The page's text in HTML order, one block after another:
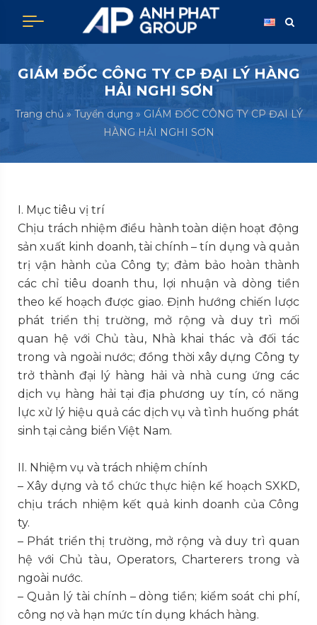
content
GIÁM ĐỐC CÔNG TY CP ĐẠI LÝ HÀNG
HẢI NGHI SƠN
Trang chủ » Tuyển dụng » GIÁM ĐỐC CÔNG TY CP ĐẠI LÝ
HÀNG HẢI NGHI SƠN
I. Mục tiêu vị trí
Chịu trách nhiệm điều hành toàn diện hoạt động
sản xuất kinh doanh, tài chính – tín dụng và quản
trị vận hành của Công ty; đảm bảo hoàn thành
các chỉ tiêu doanh thu, lợi nhuận và dòng tiền
theo kế hoạch được giao. Định hướng chiến lược
phát triển thị trường, mở rộng và duy trì mối
quan hệ với Chủ tàu, Nhà khai thác và đối tác
trong và ngoài nước; đồng thời xây dựng Công ty
trở thành đại lý hàng hải và nhà cung ứng các
dịch vụ hàng hải tại địa phương uy tín, có năng
lực xử lý hiệu quả các dịch vụ và tình huống phát
sinh tại cảng biển Việt Nam.
II. Nhiệm vụ và trách nhiệm chính
– Xây dựng và tổ chức thực hiện kế hoạch SXKD,
chịu trách nhiệm kết quả kinh doanh của Công
ty.
– Phát triển thị trường, mở rộng và duy trì quan
hệ với Chủ tàu, Operators, Charterers trong và
ngoài nước.
– Quản lý tài chính – dòng tiền; kiểm soát chi phí,
công nợ và hạn mức tín dụng khách hàng.